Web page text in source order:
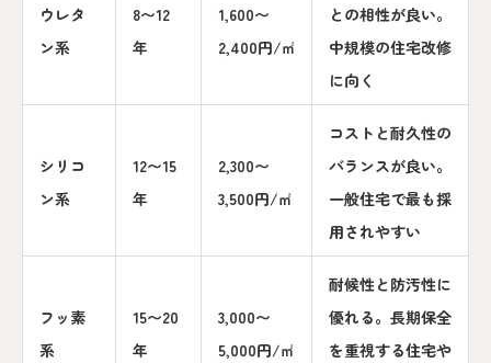
ウレタ
ン系
8〜12
年
1,600〜
2,400円/㎡
との相性が良い。
中規模の住宅改修
に向く
シリコ
ン系
12〜15
年
2,300〜
3,500円/㎡
コストと耐久性の
バランスが良い。
一般住宅で最も採
用されやすい
フッ素
系
15〜20
年
3,000〜
5,000円/㎡
耐候性と防汚性に
優れる。長期保全
を重視する住宅や